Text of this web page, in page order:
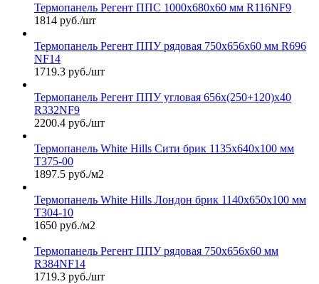
Термопанель Регент ППС 1000х680х60 мм R116NF9
1814 руб./шт
Термопанель Регент ППУ рядовая 750х656х60 мм R696
NF14
1719.3 руб./шт
Термопанель Регент ППУ угловая 656х(250+120)х40
R332NF9
2200.4 руб./шт
Термопанель White Hills Сити брик 1135х640х100 мм
Т375-00
1897.5 руб./м2
Термопанель White Hills Лондон брик 1140х650х100 мм
Т304-10
1650 руб./м2
Термопанель Регент ППУ рядовая 750х656х60 мм
R384NF14
1719.3 руб./шт